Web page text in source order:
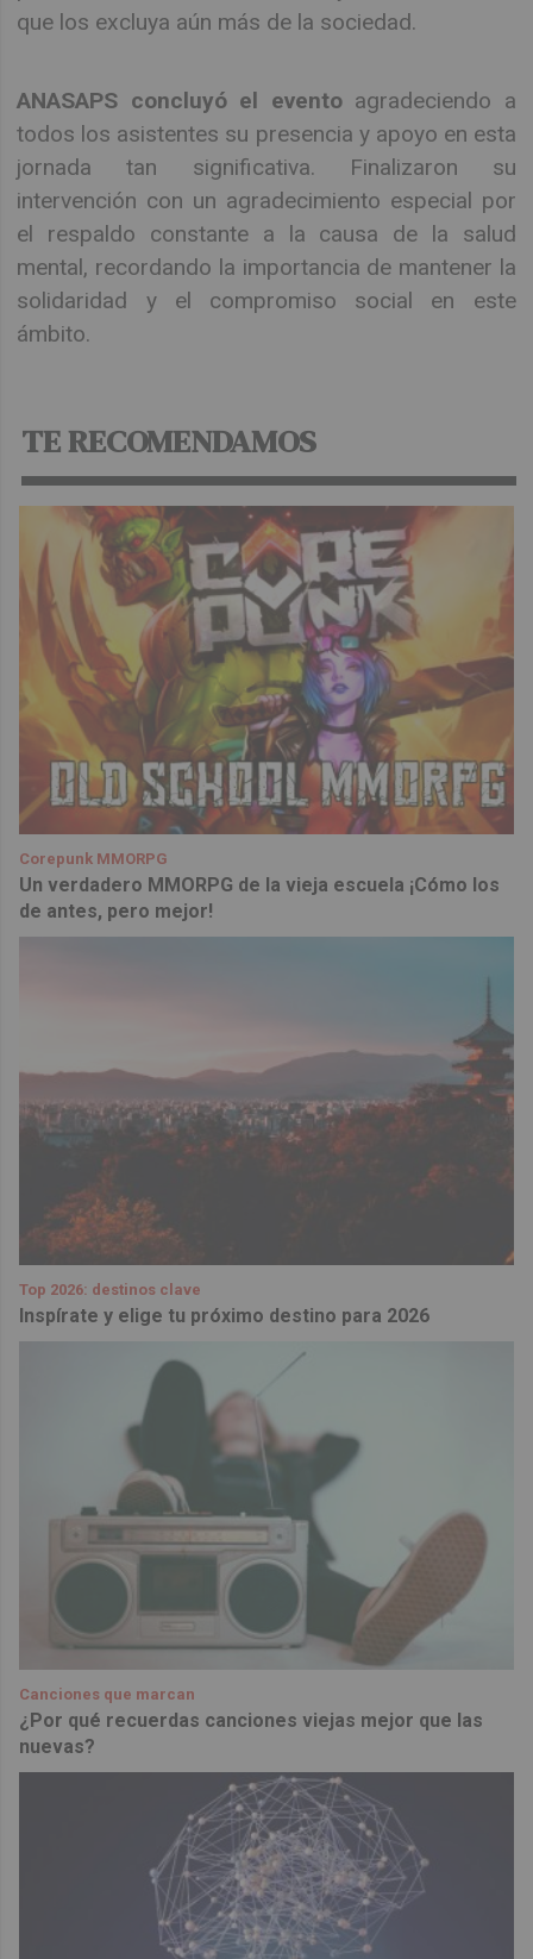
que los excluya aún más de la sociedad.
ANASAPS concluyó el eventoagradeciendo a
todos los asistentes su presencia y apoyo en esta
jornada tan significativa. Finalizaron su
intervención con un agradecimiento especial por
el respaldo constante a la causa de la salud
mental, recordando la importancia de mantener la
solidaridad y el compromiso social en este
ámbito.
TE RECOMENDAMOS
Corepunk MMORPG
Un verdadero MMORPG de la vieja escuela ¡Cómo los
de antes, pero mejor!
Top 2026: destinos clave
Inspírate y elige tu próximo destino para 2026
Canciones que marcan
¿Por qué recuerdas canciones viejas mejor que las
nuevas?